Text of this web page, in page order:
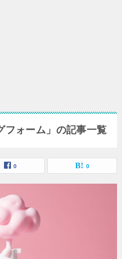
フォーム」の記事一覧
0 0